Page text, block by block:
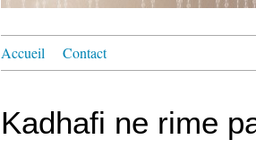
Accueil Contact
Kadhafi ne rime